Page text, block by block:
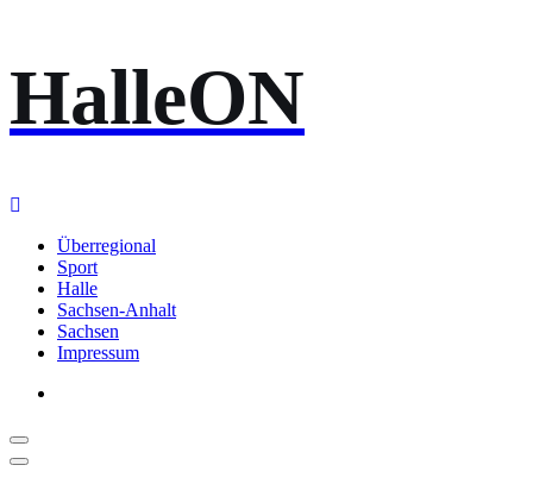
Inhalt
springen
HalleON
Überregional
Sport
Halle
Sachsen-Anhalt
Sachsen
Impressum